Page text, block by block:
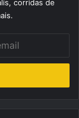
corridas de